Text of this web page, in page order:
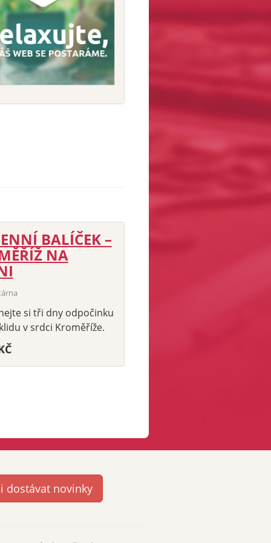
BALÍČEK –
NA
si tři dny odpočinku
v srdci Kroměříže.